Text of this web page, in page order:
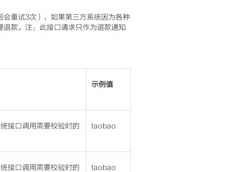
会重试3次），如果第三方系统因为各种
款。注：此接口请求只作为退款通知
示例值
接口调用需要校验时的
taobao
接口调用需要校验时的 taobao